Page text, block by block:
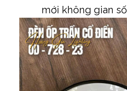
mới không gian